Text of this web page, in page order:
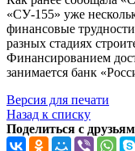
«СУ-155» уже
финансовые
разных стадиях
Финансированием
занимается банк
Версия для печати
Назад к списку
Поделиться с